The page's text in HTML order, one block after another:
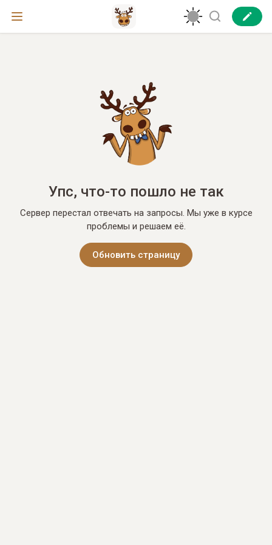
Упс, что-то пошло не так
Сервер перестал отвечать на запросы. Мы уже в курсе
проблемы и решаем её.
Обновить страницу